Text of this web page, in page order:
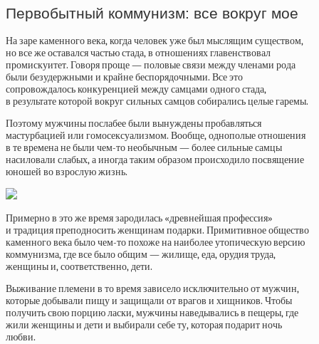
Первобытный коммунизм: все вокруг мое
На заре каменного века, когда человек уже был мыслящим существом,
но все же оставался частью стада, в отношениях главенствовал
промискуитет. Говоря проще — половые связи между членами рода
были безудержными и крайне беспорядочными. Все это
сопровождалось конкуренцией между самцами одного стада,
в результате которой вокруг сильных самцов собирались целые гаремы.
Поэтому мужчины послабее были вынуждены пробавляться
мастурбацией или гомосексуализмом. Вообще, однополые отношения
в те времена не были чем-то необычным — более сильные самцы
насиловали слабых, а иногда таким образом происходило посвящение
юношей во взрослую жизнь.
Примерно в это же время зародилась «древнейшая профессия»
и традиция преподносить женщинам подарки. Примитивное общество
каменного века было чем-то похоже на наиболее утопическую версию
коммунизма, где все было общим — жилище, еда, орудия труда,
женщины и, соответственно, дети.
Выживание племени в то время зависело исключительно от мужчин,
которые добывали пищу и защищали от врагов и хищников. Чтобы
получить свою порцию ласки, мужчины наведывались в пещеры, где
жили женщины и дети и выбирали себе ту, которая подарит ночь
любви.